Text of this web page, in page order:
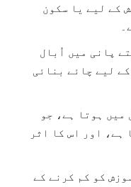
کے لیے یا سکون
پانی میں اُبال
لیے چائے بنائی
میں ہوتا ہے، جو
ہے، اور اس کا اثر
کو کم کرنے کے